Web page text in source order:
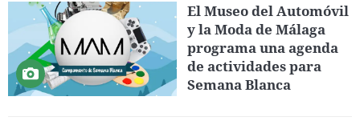
El Museo del Automóvil
y la Moda de Málaga
programa una agenda
de actividades para
Semana Blanca